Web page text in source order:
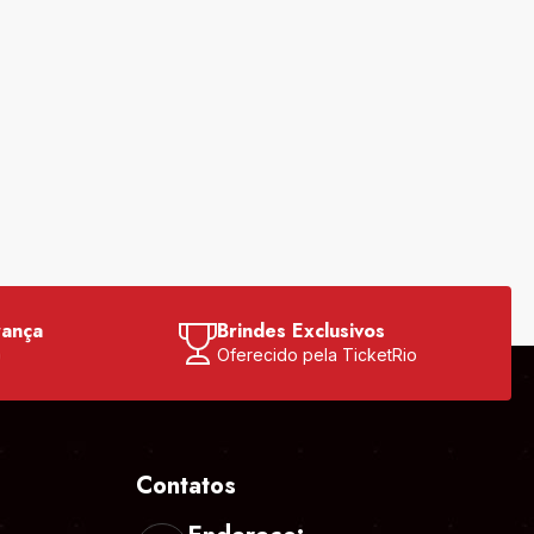
Brindes Exclusivos
Oferecido pela TicketRio
Contatos